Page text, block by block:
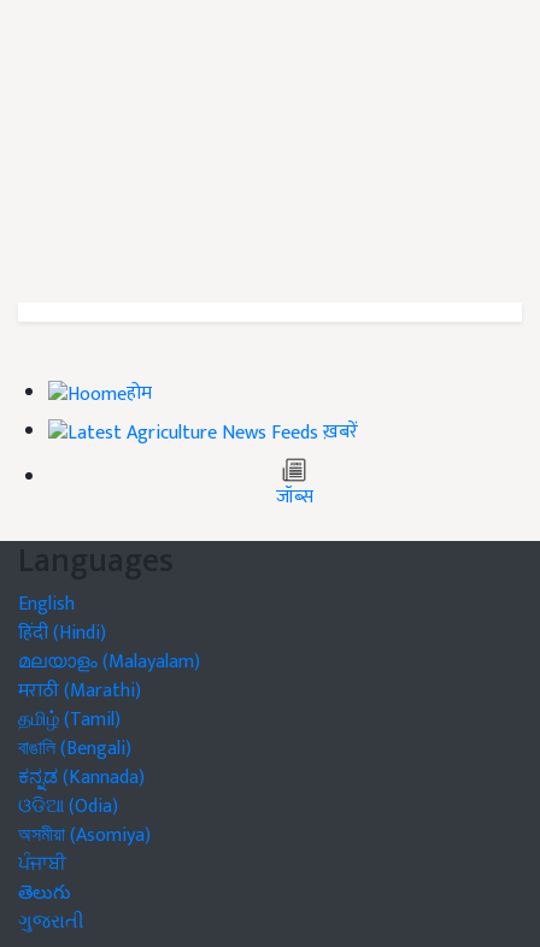
होम
ख़बरें
जॉब्स
Languages
English
हिंदी (Hindi)
മലയാളം (Malayalam)
मराठी (Marathi)
தமிழ் (Tamil)
বাঙালি (Bengali)
ಕನ್ನಡ (Kannada)
ଓଡିଆ (Odia)
অসমীয়া (Asomiya)
ਪੰਜਾਬੀ
తెలుగు
ગુજરાતી